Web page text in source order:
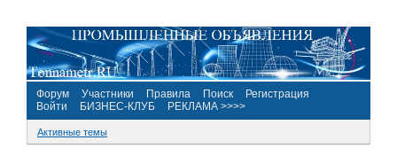
Форум Участники Правила Поиск
Регистрация
Войти
БИЗНЕС-КЛУБ РЕКЛАМА >>>>
Активные темы